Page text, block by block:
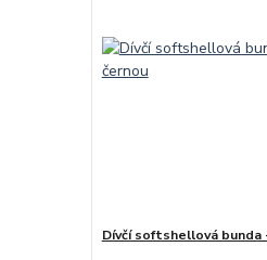
Dívčí softshellová bunda